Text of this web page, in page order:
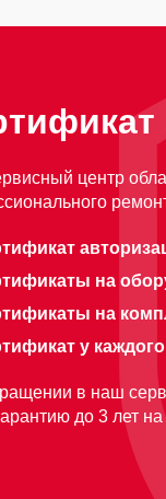
центр
на
на
у
в наш
до 3 лет